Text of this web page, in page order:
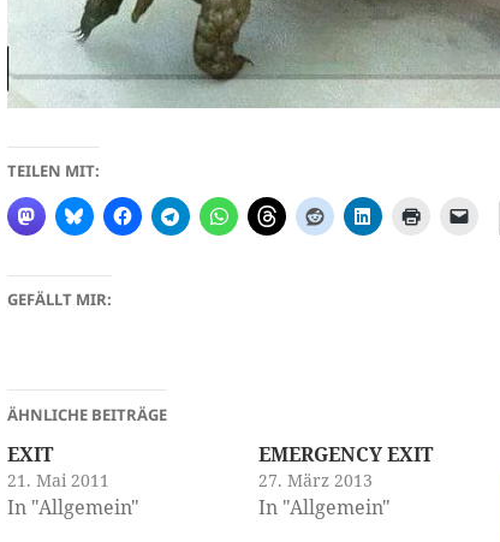
TEILEN MIT:
GEFÄLLT MIR:
ÄHNLICHE BEITRÄGE
EXIT
21. Mai 2011
In "Allgemein"
EMERGENCY EXIT
27. März 2013
In "Allgemein"